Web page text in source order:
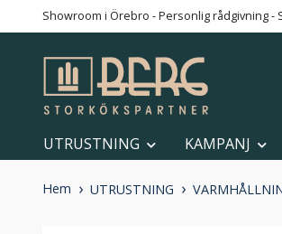
Showroom i Örebro - Personlig rådgivning
UTRUSTNING KAMPANJ
Hem UTRUSTNING